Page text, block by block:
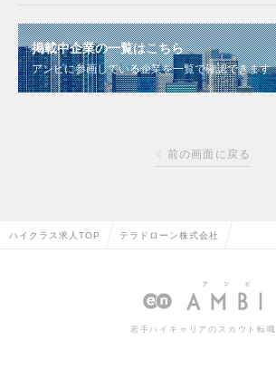
掲載中企業の一覧はこちら
アンビに参画している企業を一覧で確認できます
前の画面に戻る
ハイクラス求人TOP テラドローン株式会社
若手ハイキャリアのスカウト転職